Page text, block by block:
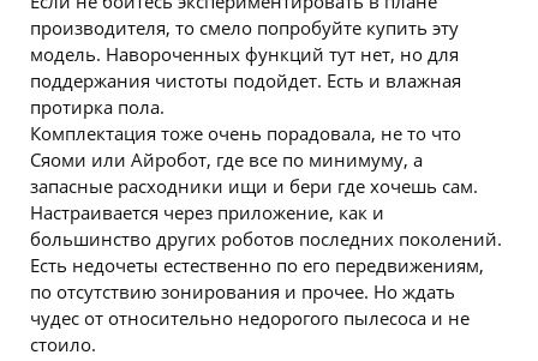
производителя, то смело попробуйте купить эту
модель. Навороченных функций тут нет, но для
поддержания чистоты подойдет. Есть и влажная
протирка пола.
Комплектация тоже очень порадовала, не то что
Сяоми или Айробот, где все по минимуму, а
запасные расходники ищи и бери где хочешь сам.
Настраивается через приложение, как и
большинство других роботов последних поколений.
Есть недочеты естественно по его передвижениям,
по отсутствию зонирования и прочее. Но ждать
чудес от относительно недорогого пылесоса и не
стоило.